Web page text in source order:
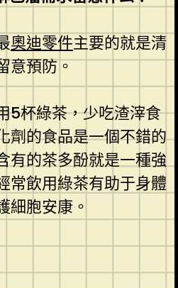
奧迪零件主要的就是清
意預防。
5杯綠茶，少吃渣滓食
劑的食品是一個不錯的
有的茶多酚就是一種強
常飲用綠茶有助于身體
細胞安康。